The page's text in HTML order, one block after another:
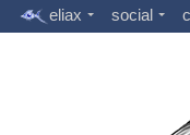
eliax social